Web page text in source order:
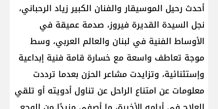
أحدث رحيل الموسيقار والفنان الكبير زياد الرحباني،
نجل السيدة القديرة فيروز، صدمة عميقة في
الأوساط الفنية في لبنان والعالم العربي، وسط
موجة تعاطف واسعة مع خسارة قامة فنية إبداعية
وإستثنائية، وتزايدت مشاعر الحزن بعدما ترددت
معلومات عن امتناع الراحل عن تناول أدويته أو تلقي